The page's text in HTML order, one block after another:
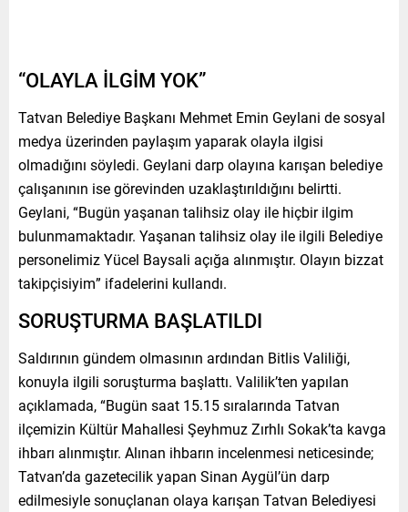
“OLAYLA İLGİM YOK”
Tatvan Belediye Başkanı Mehmet Emin Geylani de sosyal
medya üzerinden paylaşım yaparak olayla ilgisi
olmadığını söyledi. Geylani darp olayına karışan belediye
çalışanının ise görevinden uzaklaştırıldığını belirtti.
Geylani, “Bugün yaşanan talihsiz olay ile hiçbir ilgim
bulunmamaktadır. Yaşanan talihsiz olay ile ilgili Belediye
personelimiz Yücel Baysali açığa alınmıştır. Olayın bizzat
takipçisiyim” ifadelerini kullandı.
SORUŞTURMA BAŞLATILDI
Saldırının gündem olmasının ardından Bitlis Valiliği,
konuyla ilgili soruşturma başlattı. Valilik’ten yapılan
açıklamada, “Bugün saat 15.15 sıralarında Tatvan
ilçemizin Kültür Mahallesi Şeyhmuz Zırhlı Sokak’ta kavga
ihbarı alınmıştır. Alınan ihbarın incelenmesi neticesinde;
Tatvan’da gazetecilik yapan Sinan Aygül’ün darp
edilmesiyle sonuçlanan olaya karışan Tatvan Belediyesi